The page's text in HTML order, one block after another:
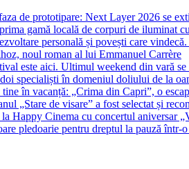
de prototipare: Next Layer 2026 se
gamă locală de corpuri de iluminat
personală și povești care
noul roman al lui Emmanuel Carrère
este aici. Ultimul weekend din vară se
specialiști în domeniul doliului de la
în vacanță: „Crima din Capri”, o
„Stare de visare” a fost selectat și
Happy Cinema cu concertul aniversar
pledoarie pentru dreptul la pauză într-